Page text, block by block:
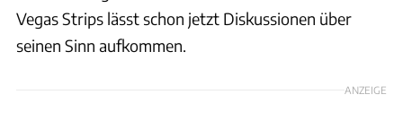
Vegas Strips lässt schon jetzt Diskussionen über
seinen Sinn aufkommen.
ANZEIGE